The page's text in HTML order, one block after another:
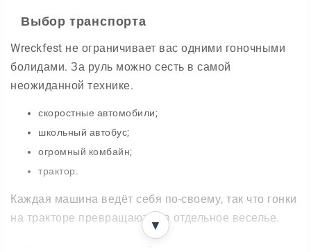
Выбор транспорта
Wreckfest не ограничивает вас одними гоночными
болидами. За руль можно сесть в самой
неожиданной технике.
скоростные автомобили;
школьный автобус;
огромный комбайн;
трактор.
Каждая машина ведёт себя по-своему, так что гонки
на тракторе превращаются в отдельное веселье.
▼